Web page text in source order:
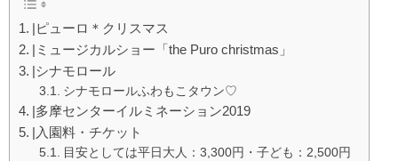
|ピューロ＊クリスマス
|ミュージカルショー「the Puro christmas」
|シナモロール
シナモロールふわもこタウン♡
|多摩センターイルミネーション2019
|入園料・チケット
目安としては平日大人：3,300円・子ども：2,500円